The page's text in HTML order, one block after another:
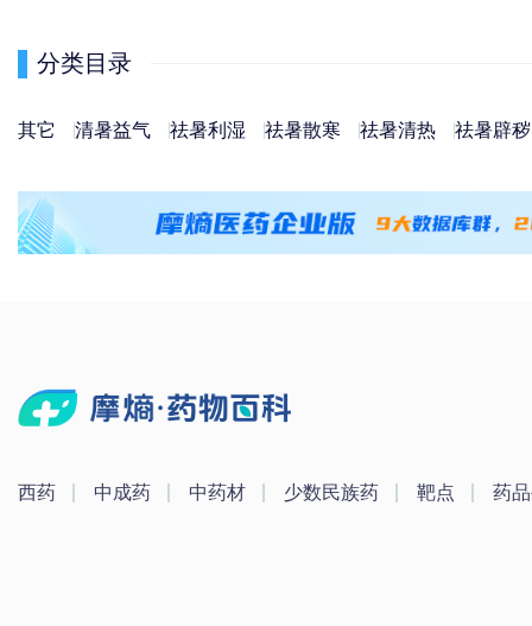
分类目录
其它 清暑益气 祛暑利湿 祛暑散寒 祛暑清热 祛暑辟秽
西药 中成药 中药材 少数民族药 靶点 药